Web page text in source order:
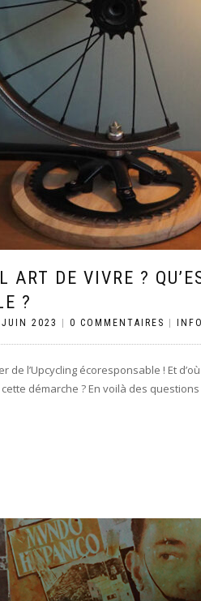
ART DE VIVRE ?
?
2023 0 COMMENTAIRES
l’Upcycling écoresponsable ! Et
démarche ? En voilà des